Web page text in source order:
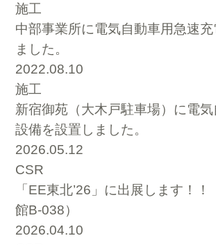
施工
中部事業所に電気自動車用急速
ました。
2022.08.10
施工
新宿御苑（大木戸駐車場）に電
設備を設置しました。
2026.05.12
CSR
「EE東北’26」に出展します！
館B-038）
2026.04.10